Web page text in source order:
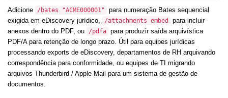
Adicione /bates "ACME000001"
para numeração Bates sequencial
exigida em eDiscovery jurídico,
/attachments embed
para incluir
anexos dentro do PDF, ou
/pdfa para produzir saída arquivística
PDF/A para retenção de longo prazo. Útil para equipes jurídicas
processando exports de eDiscovery, departamentos de RH arquivando
correspondência para conformidade, ou equipes de TI migrando
arquivos Thunderbird / Apple Mail para um sistema de gestão de
documentos.